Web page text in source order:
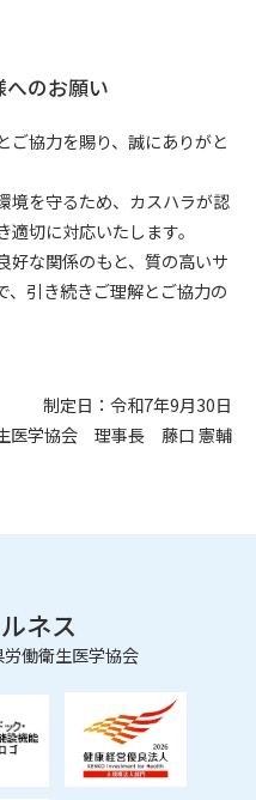
へのお願い
協力を賜り、誠にありがと
境を守るため、カスハラが認
切に対応いたします。
な関係のもと、質の高いサ
、引き続きご理解とご協力の
制定日：令和7年9月30日
医学協会 理事長 藤口 憲輔
ネス
働衛生医学協会